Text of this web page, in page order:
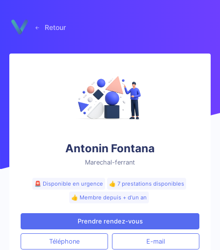
Retour
Antonin Fontana
Marechal-ferrant
🚨 Disponible en urgence
👍 7 prestations disponibles
👍 Membre depuis + d'un an
Prendre rendez-vous
Téléphone E-mail